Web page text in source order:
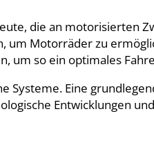
die an motorisierten
um Motorräder zu
um so ein optimales
Eine
Entwicklungen